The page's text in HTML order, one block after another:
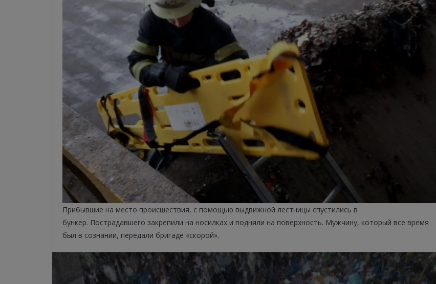
Прибывшие на место происшествия, с помощью выдвижной лестницы спустились в
бункер. Пострадавшего закрепили на носилках и подняли на поверхность. Мужчину, который все время
был в сознании, передали бригаде «скорой».